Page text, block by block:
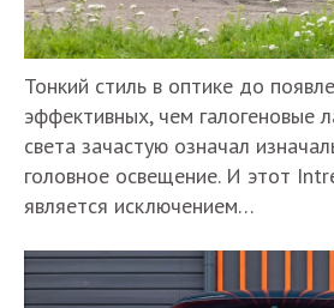
Тонкий стиль в оптике до
эффективных, чем галогеновые
света зачастую означал
головное освещение. И этот
является исключением…